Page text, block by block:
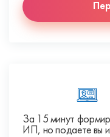
За 15 минут
ИП, но подаете вы